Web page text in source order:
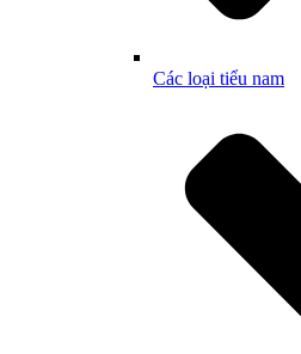
Các loại tiểu nam